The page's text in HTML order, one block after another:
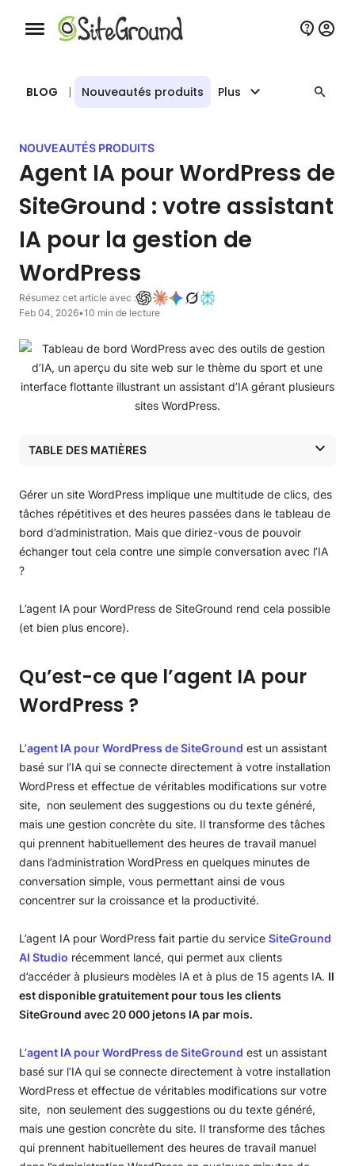
Bouton de navigation mobile
BLOG | Nouveautés produits Plus
NOUVEAUTÉS PRODUITS
Agent IA pour WordPress de
SiteGround : votre assistant
IA pour la gestion de
WordPress
Résumez cet article avec :
Feb 04, 2026•10 min de lecture
TABLE DES MATIÈRES
Pourquoi l’agent IA pour WordPress de SiteGround
change-t-il la donne ?
Que peut faire l’agent IA pour WordPress ?
Le « mode Power » : votre protection intégrée
Comment connecter l’agent IA pour WordPress de
SiteGround
Gérer un site WordPress implique une multitude de clics, des
tâches répétitives et des heures passées dans le tableau de
bord d’administration. Mais que diriez-vous de pouvoir
échanger tout cela contre une simple conversation avec l’IA
?
L’agent IA pour WordPress de SiteGround rend cela possible
(et bien plus encore).
Qu’est-ce que l’agent IA pour
WordPress ?
L’agent IA pour WordPress de SiteGround est un assistant
basé sur l’IA qui se connecte directement à votre installation
WordPress et effectue de véritables modifications sur votre
site, non seulement des suggestions ou du texte généré,
mais une gestion concrète du site. Il transforme des tâches
qui prennent habituellement des heures de travail manuel
dans l’administration WordPress en quelques minutes de
conversation simple, vous permettant ainsi de vous
concentrer sur la croissance et la productivité.
L’agent IA pour WordPress fait partie du service SiteGround
AI Studio récemment lancé, qui permet aux clients
d’accéder à plusieurs modèles IA et à plus de 15 agents IA. Il
est disponible gratuitement pour tous les clients
SiteGround avec 20 000 jetons IA par mois.
L’agent IA pour WordPress de SiteGround est un assistant
basé sur l’IA qui se connecte directement à votre installation
WordPress et effectue de véritables modifications sur votre
site, non seulement des suggestions ou du texte généré,
mais une gestion concrète du site. Il transforme des tâches
qui prennent habituellement des heures de travail manuel